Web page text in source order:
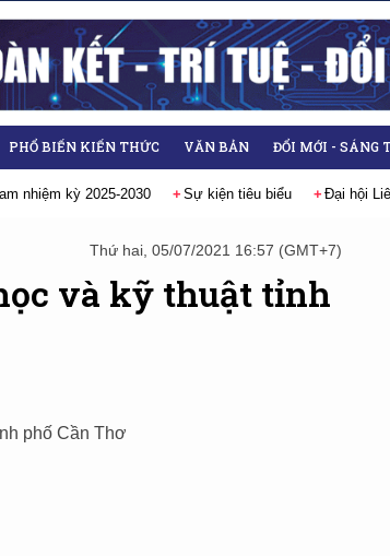
PHỔ BIẾN KIẾN THỨC VĂN BẢN ĐỔI MỚI - SÁNG
nhiệm kỳ 2025-2030 Sự kiện tiêu biểu Đại hội
Thứ hai, 05/07/2021 16:57 (GMT+7)
và kỹ thuật tỉnh
phố Cần Thơ